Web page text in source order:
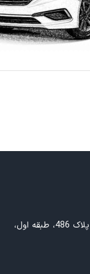
تهران، خیابان آزادی، نبش استاد معین، پلاک 486، طبقه اول،